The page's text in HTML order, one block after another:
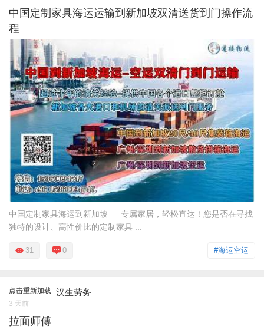
中国定制家具海运运输到新加坡双清送货到门操作流
程
中国定制家具海运到新加坡 — 专属家居，轻松直达！您是否在寻找
独特的设计、高性价比的定制家具 ...
#海运空运
31 0
点击重新加载 汉生劳务
3 天前
拉面师傅